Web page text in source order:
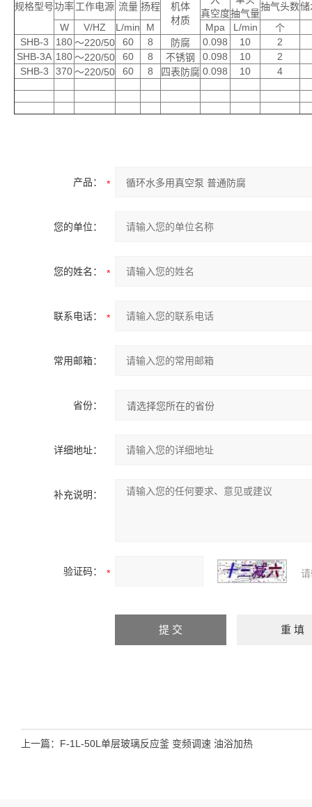
规格型号功率工作电源 流量 扬程
机体
材质
真空度抽气量
抽气头数储
W
V/HZ L/min M Mpa L/min
个
SHB-3
180～220/50 60 8 防腐 0.098 10
2
SHB-3A 180～220/50 60 8 不锈钢 0.098 10
2
SHB-3
370～220/50 60 8 四表防腐 0.098 10 4
产品：
您的单位：
您的姓名：
联系电话：
常用邮箱：
省份：
详细地址：
补充说明：
验证码：
上一篇： F-1L-50L单层玻璃反应釜 变频调速 油浴加热